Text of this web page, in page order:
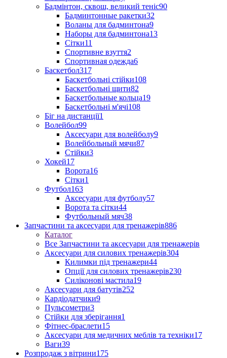
Бадмінтон, сквош, великий теніс90
Бадминтонные ракетки32
Воланы для бадминтона9
Наборы для бадминтона13
Сітки11
Спортивне взуття2
Спортивная одежда6
Баскетбол317
Баскетбольні стійки108
Баскетбольні щити82
Баскетбольные кольца19
Баскетбольні м'ячі108
Біг на дистанції1
Волейбол99
Аксесуари для волейболу9
Волейбольный мячи87
Стійки3
Хокей17
Ворота16
Сітки1
Футбол163
Аксесуари для футболу57
Ворота та сітки44
Футбольный мяч38
Запчастини та аксесуари для тренажерів886
Каталог
Все Запчастини та аксесуари для тренажерів
Аксесуари для силових тренажерів304
Килимки під тренажери44
Опції для силових тренажерів230
Силіконові мастила19
Аксесуари для батутів252
Кардіодатчики9
Пульсометри3
Стійки для зберігання1
Фітнес-браслети15
Аксесуари для медичних меблів та техніки17
Ваги39
Розпродаж з вітрини175